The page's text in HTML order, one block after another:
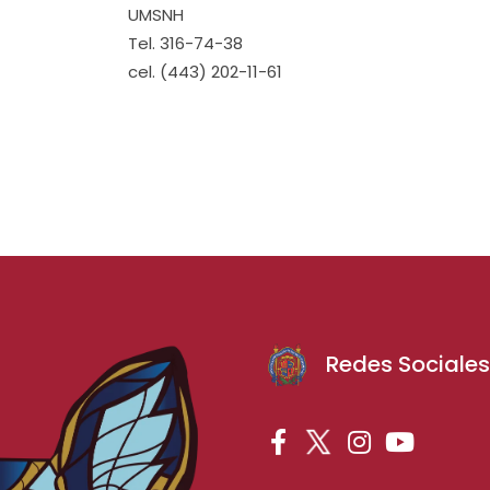
UMSNH
Tel. 316-74-38
cel. (443) 202-11-61
Redes Sociales